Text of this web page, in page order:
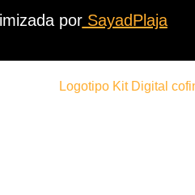
porSayadPlaja